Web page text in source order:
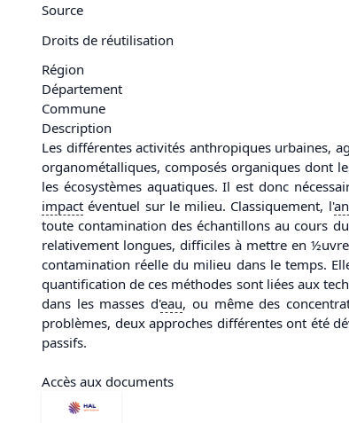
Source
Droits de réutilisation
Région
Département
Commune
Description
Les différentes activités anthropiques urbaines,
organométalliques, composés organiques dont
les écosystèmes aquatiques. Il est donc
impact éventuel sur le milieu. Classiquement, l'
toute contamination des échantillons au cours du
relativement longues, difficiles à mettre en
contamination réelle du milieu dans le temps.
quantification de ces méthodes sont liées aux
dans les masses d'eau, ou même des
problèmes, deux approches différentes ont été
passifs.
Accès aux documents